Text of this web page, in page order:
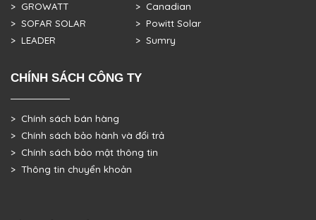
> GROWATT
> SOFAR SOLAR
> LEADER
> Canadian
> Powitt Solar
> Sumry
CHÍNH SÁCH CÔNG TY
> Chính sách bán hàng
> Chính sách bảo hành và đổi trả
> Chính sách bảo mật thông tin
> Thông tin chuyển khoản